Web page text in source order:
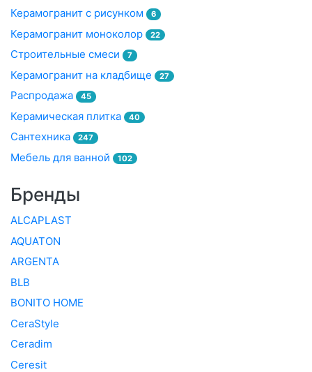
Керамогранит с рисунком 6
Керамогранит моноколор 22
Строительные смеси 7
Керамогранит на кладбище 27
Распродажа 45
Керамическая плитка 40
Сантехника 247
Мебель для ванной 102
Бренды
ALCAPLAST
AQUATON
ARGENTA
BLB
BONITO HOME
CeraStyle
Ceradim
Ceresit